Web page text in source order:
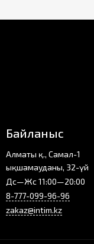
Байланыс
Алматы қ., Самал-1
ықшамауданы, 32-үй
Дс—Жс 11:00—20:00
8-777-099-96-96
zakaz@intim.kz